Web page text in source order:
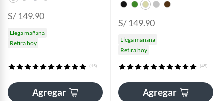
S/ 149.90
Llega mañana
Retira hoy
(15)
Agregar
S/ 149.90
Llega mañana
Retira hoy
(45)
Agregar